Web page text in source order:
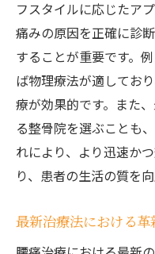
フスタイルに応じたア
痛みの原因を正確に診
することが重要です。
ば物理療法が適してお
療が効果的です。また
る整骨院を選ぶことも
れにより、より迅速か
り、患者の生活の質を
最新治療法における革